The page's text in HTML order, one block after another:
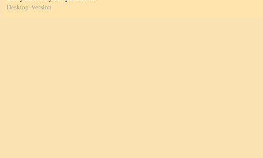
Desktop-Version